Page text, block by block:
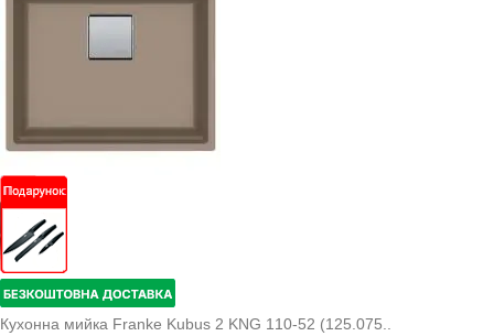
Кухонна мийка Franke Kubus 2 KNG 110-52 (125.075..